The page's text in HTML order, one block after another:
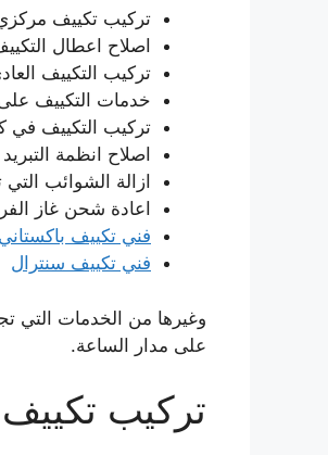
تركيب تكييف
اصلاح اعطال
تركيب التكييف
خدمات التكييف
تركيب التكييف في
اصلاح انظمة التبريد
ازالة الشوائب
اعادة شحن غاز
فني تكييف باكستاني
فني تكييف سنترال
وغيرها من الخدمات التي
على مدار الساعة.
تركيب